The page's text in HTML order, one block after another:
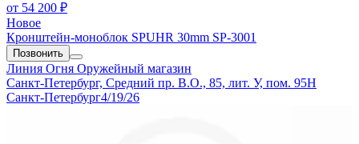
от 54 200 ₽
Новое
Кронштейн-моноблок SPUHR 30mm SP-3001
Позвонить
Линия Огня Оружейный магазин
Санкт-Петербург, Средний пр. В.О., 85, лит. У, пом. 95Н
Санкт-Петербург4/19/26